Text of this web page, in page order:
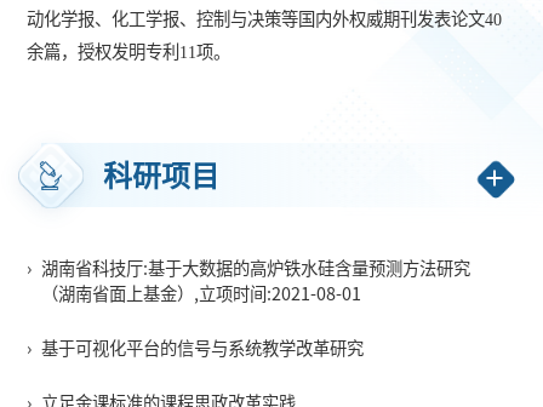
动化学报、化工学报、控制与决策等国内外权威期刊发表论文40
余篇，授权发明专利11项。
1）大数据知识挖掘。基于Spark平台，开展基于大数据的特征选
择，样本优选方法研究；
3）应用研究：大数据挖掘算法在高炉冶炼行业的应用；基于人工
EDA中门级电路图划分等
科研项目
› 湖南省科技厅:基于大数据的高炉铁水硅含量预测方法研究
（湖南省面上基金）,立项时间:2021-08-01
› 基于可视化平台的信号与系统教学改革研究
› 立足金课标准的课程思政改革实践